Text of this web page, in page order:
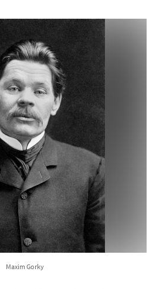
Maxim Gorky